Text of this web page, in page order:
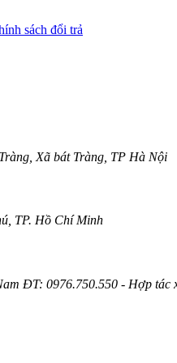
sách đổi trả
Xã bát Tràng, TP Hà Nội
TP. Hồ Chí Minh
ĐT: 0976.750.550 - Hợp tác